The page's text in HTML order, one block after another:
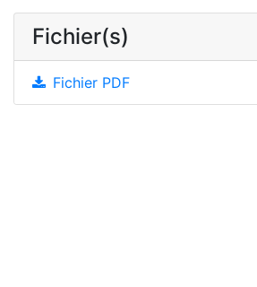
Fichier(s)
Fichier PDF